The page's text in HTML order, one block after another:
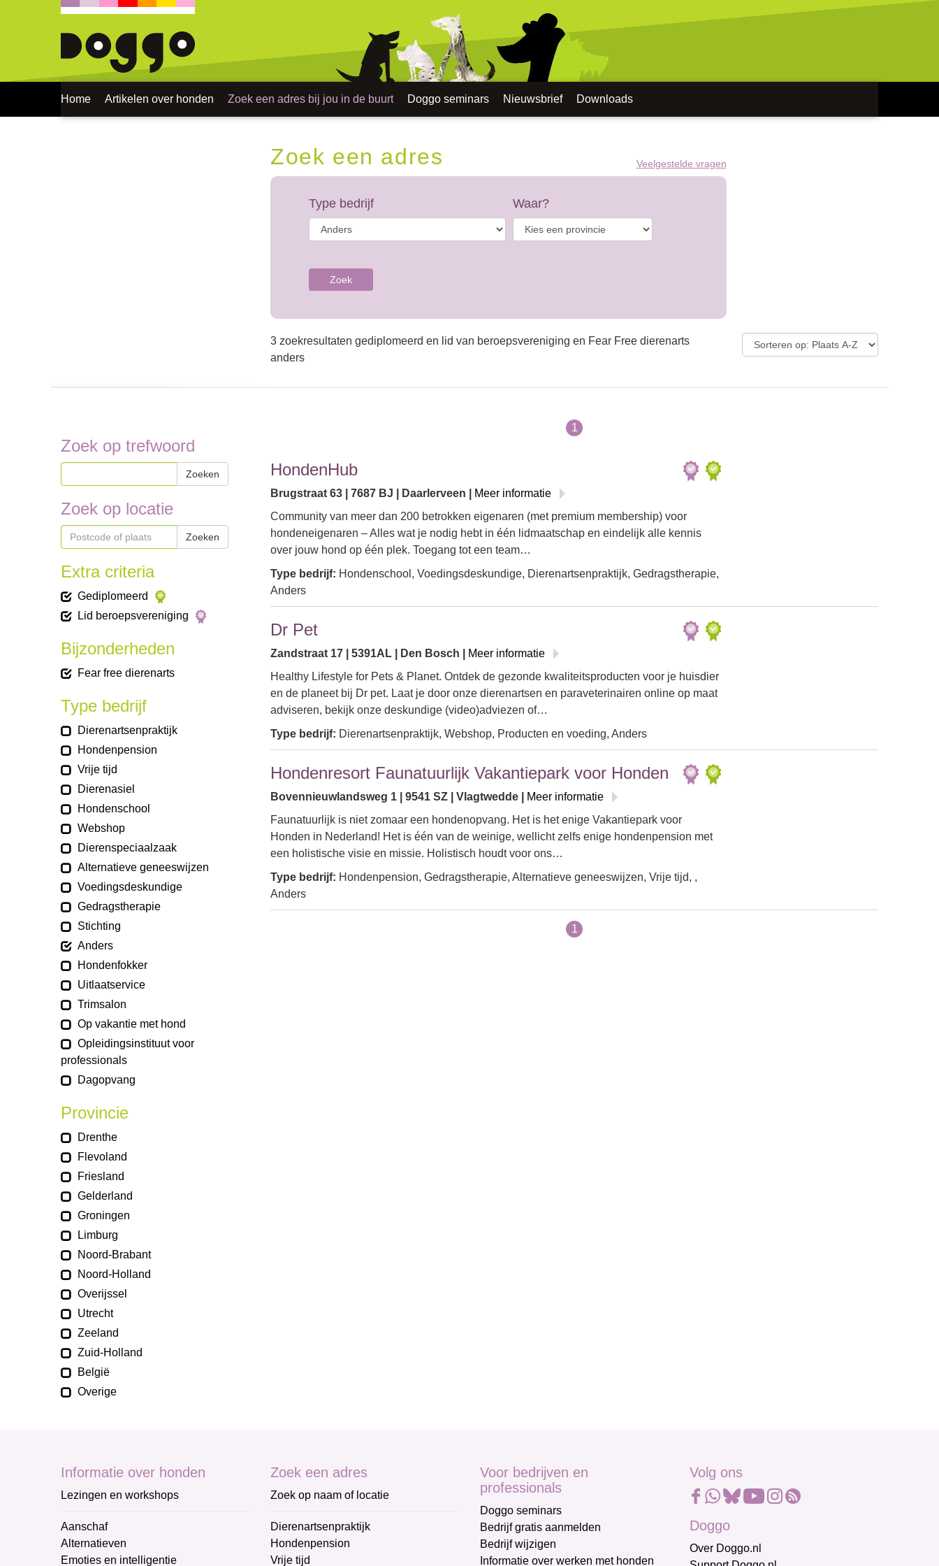
Home Artikelen over honden Zoek een adres bij jou in de buurt Doggo seminars Nieuwsbrief Downloads
Zoek een adres Veelgestelde vragen
Type bedrijf Waar?
Zoek
3 zoekresultaten gediplomeerd en lid van beroepsvereniging en Fear Free dierenarts
anders
Zoek op trefwoord
Zoeken
Zoek op locatie
Zoeken
Extra criteria
Gediplomeerd
Lid beroepsvereniging
Bijzonderheden
Fear free dierenarts
Type bedrijf
Dierenartsenpraktijk
Hondenpension
Vrije tijd
Dierenasiel
Hondenschool
Webshop
Dierenspeciaalzaak
Alternatieve geneeswijzen
Voedingsdeskundige
Gedragstherapie
Stichting
Anders
Hondenfokker
Uitlaatservice
Trimsalon
Op vakantie met hond
Opleidingsinstituut voor
professionals
Dagopvang
Provincie
Drenthe
Flevoland
Friesland
Gelderland
Groningen
Limburg
Noord-Brabant
Noord-Holland
Overijssel
Utrecht
Zeeland
Zuid-Holland
België
Overige
1
HondenHub
Brugstraat 63 | 7687 BJ | Daarlerveen |
Meer informatie
Community van meer dan 200 betrokken eigenaren (met premium membership) voor
hondeneigenaren – Alles wat je nodig hebt in één lidmaatschap en eindelijk alle kennis
over jouw hond op één plek. Toegang tot een team…
Type bedrijf: Hondenschool, Voedingsdeskundige, Dierenartsenpraktijk, Gedragstherapie,
Anders
Dr Pet
Zandstraat 17 | 5391AL | Den Bosch |
Meer informatie
Healthy Lifestyle for Pets & Planet. Ontdek de gezonde kwaliteitsproducten voor je huisdier
en de planeet bij Dr pet. Laat je door onze dierenartsen en paraveterinairen online op maat
adviseren, bekijk onze deskundige (video)adviezen of…
Type bedrijf: Dierenartsenpraktijk, Webshop, Producten en voeding, Anders
Hondenresort Faunatuurlijk Vakantiepark voor Honden
Bovennieuwlandsweg 1 | 9541 SZ | Vlagtwedde |
Meer informatie
Faunatuurlijk is niet zomaar een hondenopvang. Het is het enige Vakantiepark voor
Honden in Nederland! Het is één van de weinige, wellicht zelfs enige hondenpension met
een holistische visie en missie. Holistisch houdt voor ons…
Type bedrijf: Hondenpension, Gedragstherapie, Alternatieve geneeswijzen, Vrije tijd, ,
Anders
1
Informatie over honden
Lezingen en workshops
Aanschaf
Alternatieven
Emoties en intelligentie
Zoek een adres
Zoek op naam of locatie
Dierenartsenpraktijk
Hondenpension
Vrije tijd
Voor bedrijven en
professionals
Doggo seminars
Bedrijf gratis aanmelden
Bedrijf wijzigen
Informatie over werken met honden
Volg ons
Doggo
Over Doggo.nl